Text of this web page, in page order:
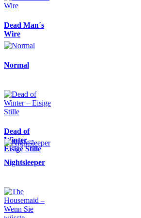
Dead Man´s
Wire
Normal
Dead of
Winter –
Eisige Stille
Nightsleeper